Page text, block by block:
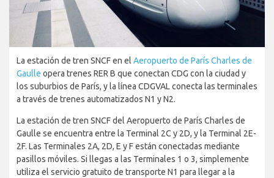
La estación de tren SNCF en el Aeropuerto de París Charles de
Gaulle opera trenes RER B que conectan CDG con la ciudad y
los suburbios de París, y la línea CDGVAL conecta las terminales
a través de trenes automatizados N1 y N2.
La estación de tren SNCF del Aeropuerto de París Charles de
Gaulle se encuentra entre la Terminal 2C y 2D, y la Terminal 2E-
2F. Las Terminales 2A, 2D, E y F están conectadas mediante
pasillos móviles. Si llegas a las Terminales 1 o 3, simplemente
utiliza el servicio gratuito de transporte N1 para llegar a la